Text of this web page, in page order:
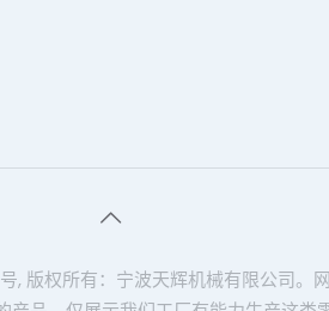
, 版权所有：宁波天辉机械有限公司。